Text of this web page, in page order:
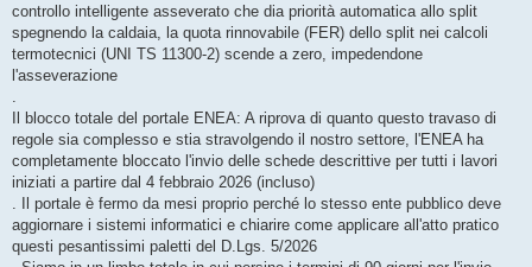
controllo intelligente asseverato che dia priorità automatica allo split
spegnendo la caldaia, la quota rinnovabile (FER) dello split nei calcoli
termotecnici (UNI TS 11300-2) scende a zero, impedendone
l'asseverazione
Il blocco totale del portale ENEA: A riprova di quanto questo travaso di
regole sia complesso e stia stravolgendo il nostro settore, l'ENEA ha
completamente bloccato l'invio delle schede descrittive per tutti i lavori
iniziati a partire dal 4 febbraio 2026 (incluso)
. Il portale è fermo da mesi proprio perché lo stesso ente pubblico deve
aggiornare i sistemi informatici e chiarire come applicare all'atto pratico
questi pesantissimi paletti del D.Lgs. 5/2026